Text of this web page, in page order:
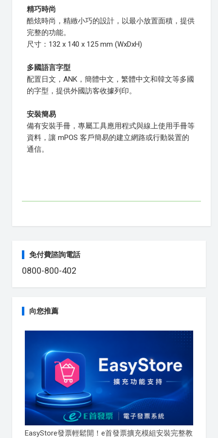
精巧時尚
酷炫時尚，精緻小巧的設計，以最小放置面積，提供
完整的功能。
尺寸：132 x 140 x 125 mm (WxDxH)
多國語言字型
配置日文，ANK，簡體中文，繁體中文和韓文等多國
的字型，提供外國訪客收據列印。
安裝簡易
備有安裝手冊，專屬工具應用程式與線上使用手冊等
資料，讓 mPOS 客戶簡易的建立網路或行動裝置的
通信。
免付費諮詢電話
0800-800-402
向您推薦
EasyStore發票輕鬆開！e首發票擴充模組安裝完整教